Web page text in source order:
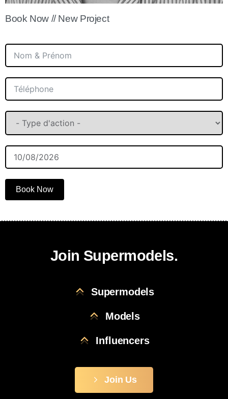
Book Now // New Project
Book Now
Join Supermodels.
Supermodels
Models
Influencers
Join Us